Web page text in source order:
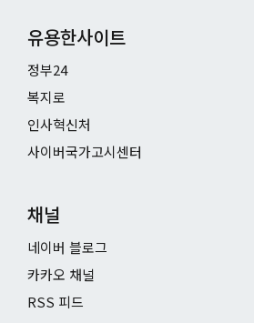
유용한사이트
정부24
복지로
인사혁신처
사이버국가고시센터
채널
네이버 블로그
카카오 채널
RSS 피드